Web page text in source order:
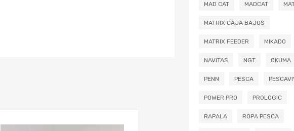
MAD CAT MADCAT
MATRIX CAJA BAJOS
MATRIX FEEDER MIKADO
NAVITAS NGT OKUMA
PENN PESCA
POWER PRO PROLOGIC
RAPALA ROPA PESCA